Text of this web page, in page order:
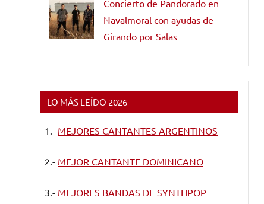
Concierto de Pandorado en
Navalmoral con ayudas de
Girando por Salas
LO MÁS LEÍDO 2026
1.- MEJORES CANTANTES ARGENTINOS
2.- MEJOR CANTANTE DOMINICANO
3.- MEJORES BANDAS DE SYNTHPOP